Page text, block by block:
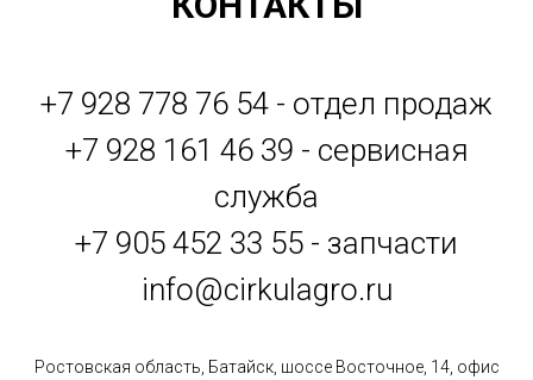
+7 928 778 76 54 - отдел продаж
+7 928 161 46 39 - сервисная
служба
+7 905 452 33 55 - запчасти
info@cirkulagro.ru
Ростовская область, Батайск, шоссе Восточное, 14, офис